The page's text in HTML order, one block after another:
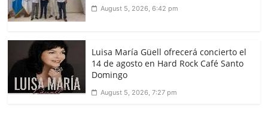
August 5, 2026, 6:42 pm
Luisa María Güell ofrecerá concierto el
14 de agosto en Hard Rock Café Santo
Domingo
August 5, 2026, 7:27 pm